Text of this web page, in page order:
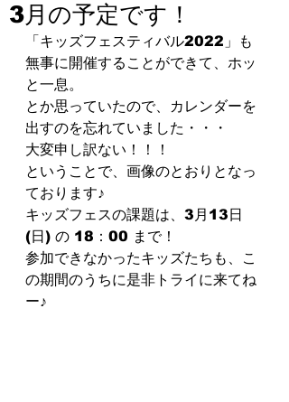
3月の予定です！
「キッズフェスティバル2022」も
無事に開催することができて、ホッ
と一息。
とか思っていたので、カレンダーを
出すのを忘れていました・・・
大変申し訳ない！！！
ということで、画像のとおりとなっ
ております♪
キッズフェスの課題は、3月13日
(日) の 18：00 まで！
参加できなかったキッズたちも、こ
の期間のうちに是非トライに来てね
ー♪